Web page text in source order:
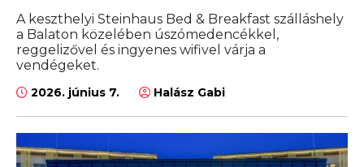
A keszthelyi Steinhaus Bed & Breakfast szálláshely
a Balaton közelében úszómedencékkel,
reggelizővel és ingyenes wifivel várja a
vendégeket.
2026. június 7. Halász Gabi